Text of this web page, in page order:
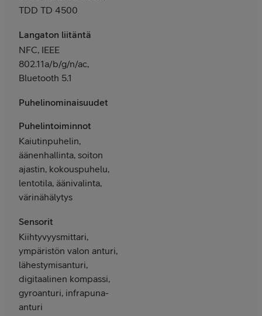
TDD TD 4500
Langaton liitäntä
NFC, IEEE
802.11a/b/g/n/ac,
Bluetooth 5.1
Puhelinominaisuudet
Puhelintoiminnot
Kaiutinpuhelin,
äänenhallinta, soiton
ajastin, kokouspuhelu,
lentotila, äänivalinta,
värinähälytys
Sensorit
Kiihtyvyysmittari,
ympäristön valon anturi,
lähestymisanturi,
digitaalinen kompassi,
gyroanturi, infrapuna-
anturi